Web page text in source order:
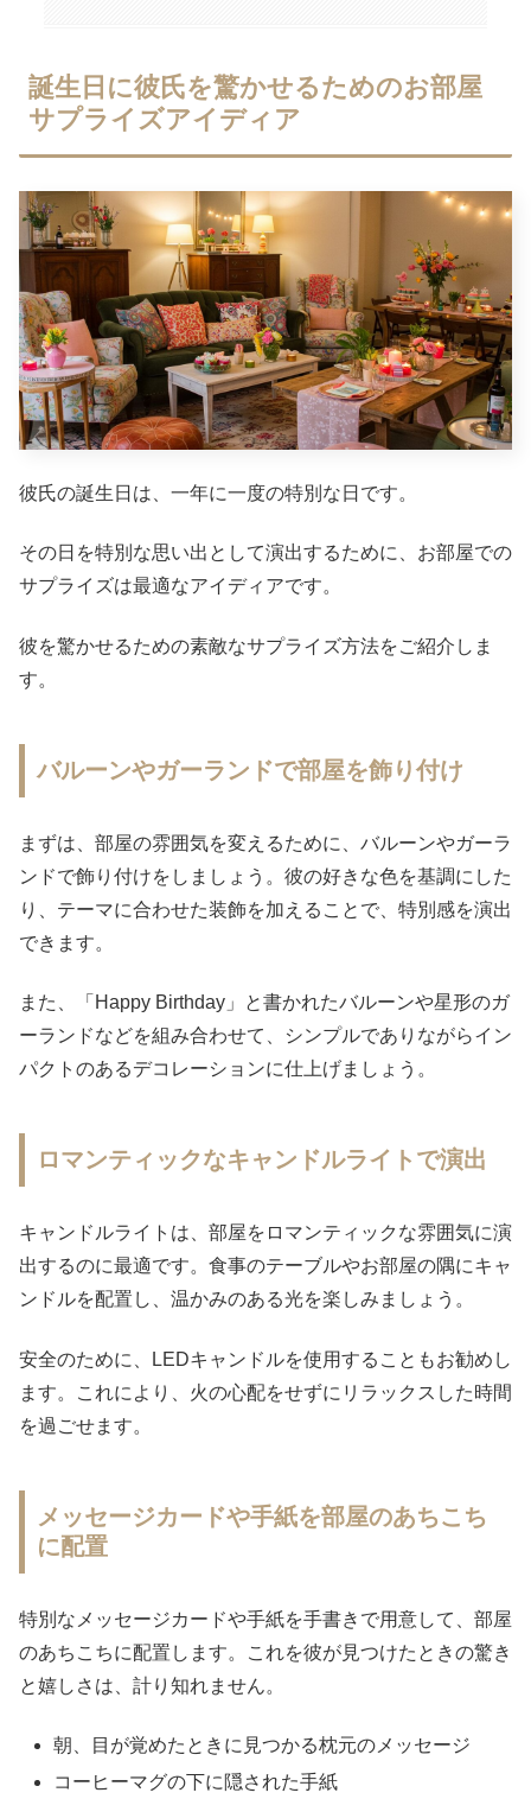
誕生日に彼氏を驚かせるためのお部屋
サプライズアイディア
彼氏の誕生日は、一年に一度の特別な日です。
その日を特別な思い出として演出するために、お部屋での
サプライズは最適なアイディアです。
彼を驚かせるための素敵なサプライズ方法をご紹介しま
す。
バルーンやガーランドで部屋を飾り付け
まずは、部屋の雰囲気を変えるために、バルーンやガーラ
ンドで飾り付けをしましょう。彼の好きな色を基調にした
り、テーマに合わせた装飾を加えることで、特別感を演出
できます。
また、「Happy Birthday」と書かれたバルーンや星形のガ
ーランドなどを組み合わせて、シンプルでありながらイン
パクトのあるデコレーションに仕上げましょう。
ロマンティックなキャンドルライトで演出
キャンドルライトは、部屋をロマンティックな雰囲気に演
出するのに最適です。食事のテーブルやお部屋の隅にキャ
ンドルを配置し、温かみのある光を楽しみましょう。
安全のために、LEDキャンドルを使用することもお勧めし
ます。これにより、火の心配をせずにリラックスした時間
を過ごせます。
メッセージカードや手紙を部屋のあちこち
に配置
特別なメッセージカードや手紙を手書きで用意して、部屋
のあちこちに配置します。これを彼が見つけたときの驚き
と嬉しさは、計り知れません。
朝、目が覚めたときに見つかる枕元のメッセージ
コーヒーマグの下に隠された手紙